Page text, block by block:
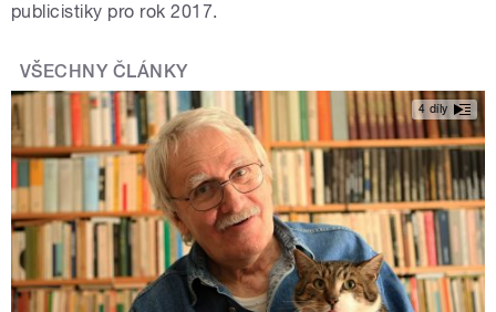
publicistiky pro rok 2017.
VŠECHNY ČLÁNKY
4 díly